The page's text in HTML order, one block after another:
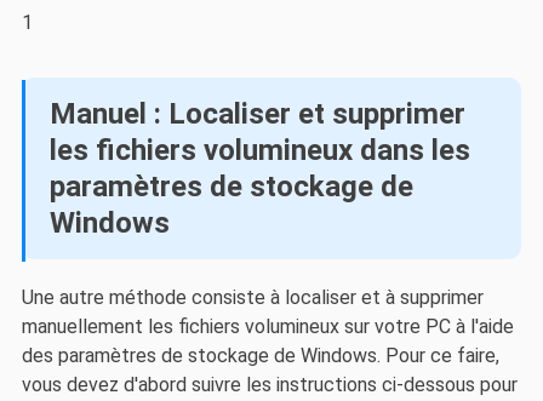
1
Manuel : Localiser et supprimer
les fichiers volumineux dans les
paramètres de stockage de
Windows
Une autre méthode consiste à localiser et à supprimer
manuellement les fichiers volumineux sur votre PC à l'aide
des paramètres de stockage de Windows. Pour ce faire,
vous devez d'abord suivre les instructions ci-dessous pour